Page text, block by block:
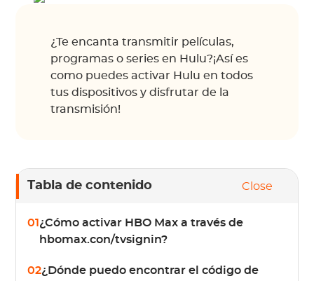
¿Te encanta transmitir películas,
programas o series en Hulu?¡Así es
como puedes activar Hulu en todos
tus dispositivos y disfrutar de la
transmisión!
Tabla de contenido Close
01 ¿Cómo activar HBO Max a través de
hbomax.con/tvsignin?
02¿Dónde puedo encontrar el código de